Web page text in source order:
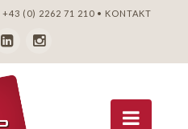
+43 (0) 2262 71 210• KONTAKT